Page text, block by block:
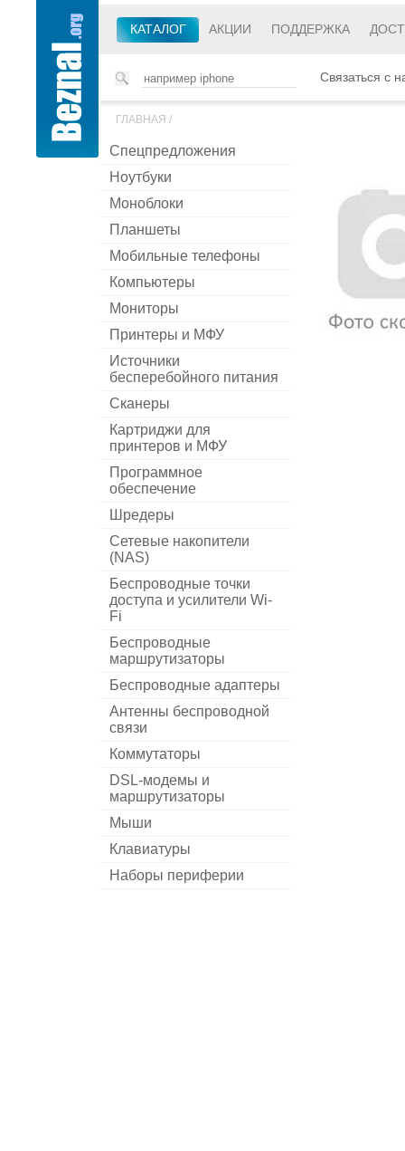
КАТАЛОГ АКЦИИ ПОДДЕРЖКА
Связаться с
ГЛАВНАЯ /
Спецпредложения
Ноутбуки
Моноблоки
Планшеты
Мобильные телефоны
Компьютеры
Мониторы
Принтеры и МФУ
Источники
бесперебойного питания
Сканеры
Картриджи для
принтеров и МФУ
Программное
обеспечение
Шредеры
Сетевые накопители
(NAS)
Беспроводные точки
доступа и усилители Wi-
Fi
Беспроводные
маршрутизаторы
Беспроводные адаптеры
Антенны беспроводной
связи
Коммутаторы
DSL-модемы и
маршрутизаторы
Мыши
Клавиатуры
Наборы периферии